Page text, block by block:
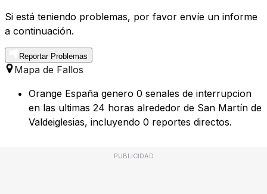
Si está teniendo problemas, por favor envíe un informe
a continuación.
Reportar Problemas
Mapa de Fallos
Orange España genero 0 senales de interrupcion
en las ultimas 24 horas alrededor de San Martín de
Valdeiglesias, incluyendo 0 reportes directos.
PUBLICIDAD